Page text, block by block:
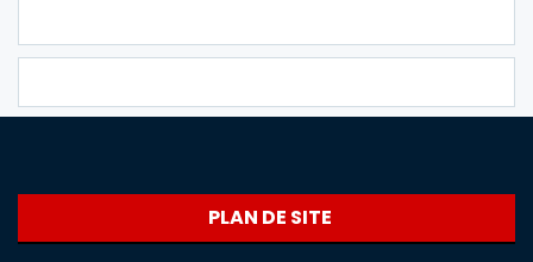
PLAN DE SITE